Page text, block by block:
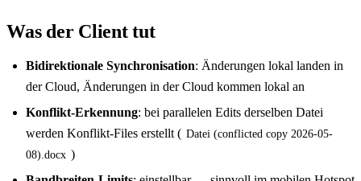
Was der Client tut
Bidirektionale Synchronisation: Änderungen lokal landen in
der Cloud, Änderungen in der Cloud kommen lokal an
Konflikt-Erkennung: bei parallelen Edits derselben Datei
werden Konflikt-Files erstellt ( Datei (conflicted copy 2026-05-
08).docx )